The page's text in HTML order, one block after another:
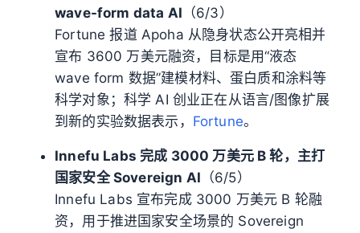
wave-form data AI （6/3）
Fortune 报道 Apoha 从隐身状态公开亮相并
宣布 3600 万美元融资，目标是用“液态
wave form 数据”建模材料、蛋白质和涂料等
科学对象；科学 AI 创业正在从语言/图像扩展
到新的实验数据表示， Fortune。
Innefu Labs 完成 3000 万美元 B 轮，主打
国家安全 Sovereign AI （6/5）
Innefu Labs 宣布完成 3000 万美元 B 轮融
资，用于推进国家安全场景的 Sovereign